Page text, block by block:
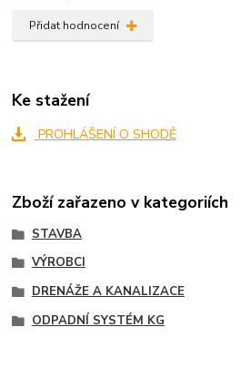
Přidat hodnocení
Ke stažení
PROHLÁŠENÍ O SHODĚ
Zboží zařazeno v kategoriích
STAVBA
VÝROBCI
DRENÁŽE A KANALIZACE
ODPADNÍ SYSTÉM KG